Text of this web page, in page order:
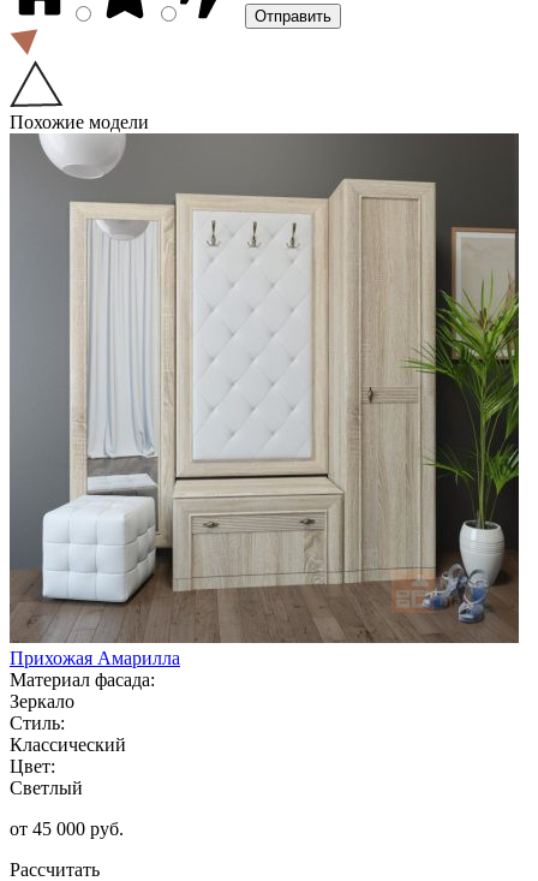
Похожие модели
Прихожая Амарилла
Материал фасада:
Зеркало
Стиль:
Классический
Цвет:
Светлый
от 45 000 руб.
Рассчитать